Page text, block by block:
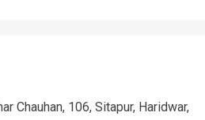
Chauhan, 106, Sitapur, Haridwar,